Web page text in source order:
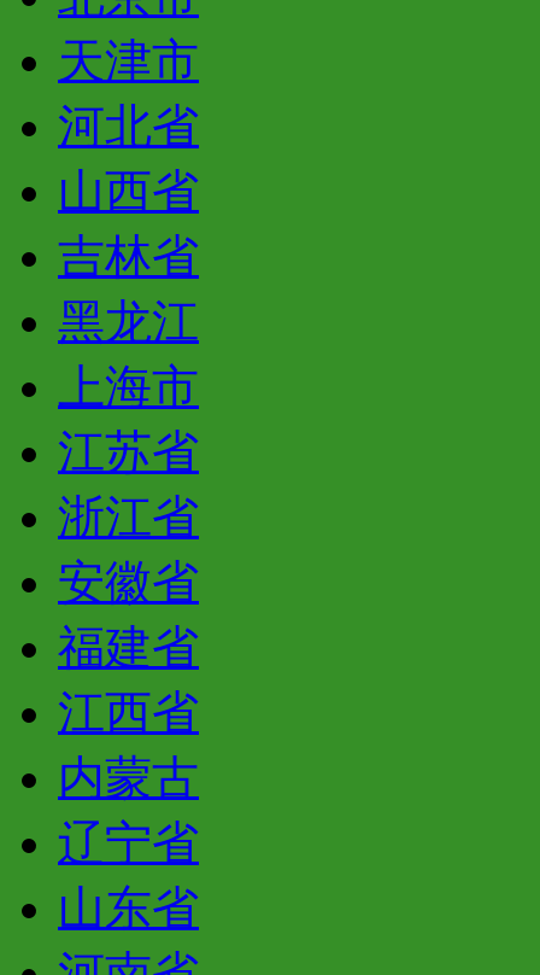
天津市
河北省
山西省
吉林省
黑龙江
上海市
江苏省
浙江省
安徽省
福建省
江西省
内蒙古
辽宁省
山东省